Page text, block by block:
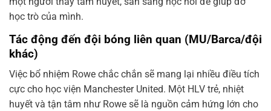
học trò của mình.
Tác động đến đội bóng liên quan (MU/Barca/đội
khác)
Việc bổ nhiệm Rowe chắc chắn sẽ mang lại nhiều điều tích
cực cho học viện Manchester United. Một HLV trẻ, nhiệt
huyết và tận tâm như Rowe sẽ là nguồn cảm hứng lớn cho